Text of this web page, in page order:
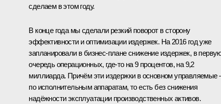
сделаем в этом году.
В конце года мы сделали резкий поворот в сторону
эффективности и оптимизации издержек. На 2016 год уже
запланировали в бизнес-плане снижение издержек, в
очередь операционных, где‑то на 9 процентов, на 9,2
миллиарда. Причём эти издержки в основном управляемые
по исполнительным аппаратам, то есть без снижения
надёжности эксплуатации производственных активов.